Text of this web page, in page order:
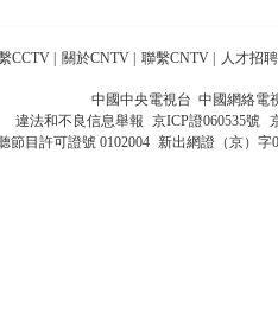
CCTV | 關於CNTV | 聯繫CNTV | 人才招聘
中國中央電視台 中國網絡電
違法和不良信息舉報 京ICP證060535號
節目許可證號 0102004 新出網證（京）